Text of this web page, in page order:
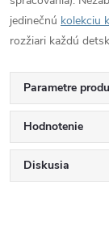
jedinečnú kolekciu
rozžiari každú
Parametre
Hodnotenie
Diskusia